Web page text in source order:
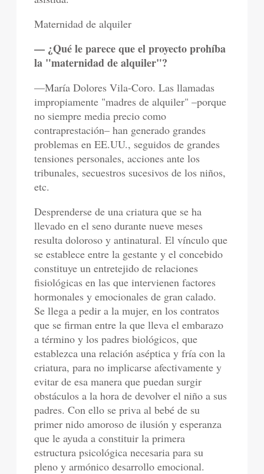
Maternidad de alquiler
— ¿Qué le parece que el proyecto prohíba
la "maternidad de alquiler"?
—María Dolores Vila-Coro. Las llamadas
impropiamente "madres de alquiler" –porque
no siempre media precio como
contraprestación– han generado grandes
problemas en EE.UU., seguidos de grandes
tensiones personales, acciones ante los
tribunales, secuestros sucesivos de los niños,
etc.
Desprenderse de una criatura que se ha
llevado en el seno durante nueve meses
resulta doloroso y antinatural. El vínculo que
se establece entre la gestante y el concebido
constituye un entretejido de relaciones
fisiológicas en las que intervienen factores
hormonales y emocionales de gran calado.
Se llega a pedir a la mujer, en los contratos
que se firman entre la que lleva el embarazo
a término y los padres biológicos, que
establezca una relación aséptica y fría con la
criatura, para no implicarse afectivamente y
evitar de esa manera que puedan surgir
obstáculos a la hora de devolver el niño a sus
padres. Con ello se priva al bebé de su
primer nido amoroso de ilusión y esperanza
que le ayuda a constituir la primera
estructura psicológica necesaria para su
pleno y armónico desarrollo emocional.